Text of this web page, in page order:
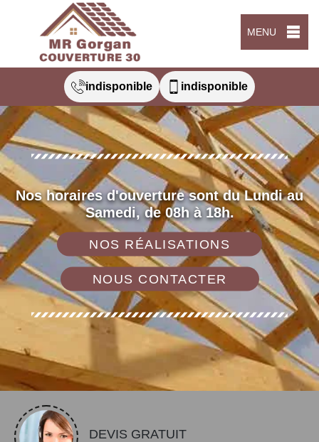
MENU
indisponible indisponible
Nos horaires d'ouverture sont du Lundi au
Samedi, de 08h à 18h.
NOS RÉALISATIONS
NOUS CONTACTER
DEVIS GRATUIT